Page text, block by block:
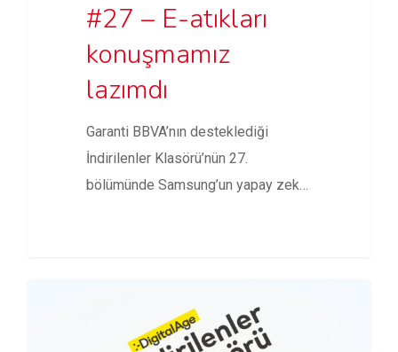
#27 – E-atıkları
konuşmamız
lazımdı
Garanti BBVA’nın desteklediği
İndirilenler Klasörü’nün 27.
bölümünde Samsung’un yapay zekâ